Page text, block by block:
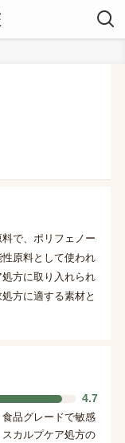
で、ポリフェノー
原料として使われ
方に取り入れられ
方に適する素材と
4.7
品グレードで敏感
カルプケア処方の